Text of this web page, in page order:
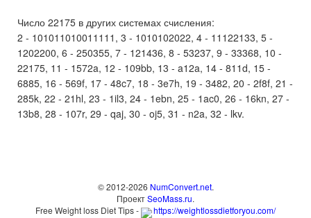
Число 22175 в других системах счисления:
2 - 101011010011111, 3 - 1010102022, 4 - 11122133, 5 -
1202200, 6 - 250355, 7 - 121436, 8 - 53237, 9 - 33368, 10 -
22175, 11 - 1572a, 12 - 109bb, 13 - a12a, 14 - 811d, 15 -
6885, 16 - 569f, 17 - 48c7, 18 - 3e7h, 19 - 3482, 20 - 2f8f, 21 -
285k, 22 - 21hl, 23 - 1il3, 24 - 1ebn, 25 - 1ac0, 26 - 16kn, 27 -
13b8, 28 - 107r, 29 - qaj, 30 - oj5, 31 - n2a, 32 - lkv.
© 2012-2026 NumConvert.net.
ПроектSeoMass.ru.
Free Weight loss Diet Tips -
https://weightlossdietforyou.com/